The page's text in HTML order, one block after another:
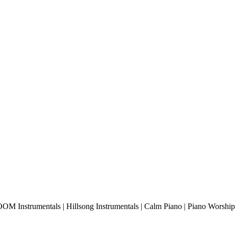
Instrumentals | Hillsong Instrumentals | Calm Piano | Piano